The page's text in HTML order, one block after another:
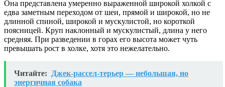
Она представлена умеренно выраженной широкой холкой с
едва заметным переходом от шеи, прямой и широкой, но не
длинной спиной, широкой и мускулистой, но короткой
поясницей. Круп наклонный и мускулистый, длина у него
средняя. При разведении в горах его высота может чуть
превышать рост в холке, хотя это нежелательно.
Читайте:
Джек-рассел-терьер — небольшая, но
энергичная собака